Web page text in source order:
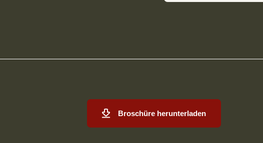
Broschüre herunterladen